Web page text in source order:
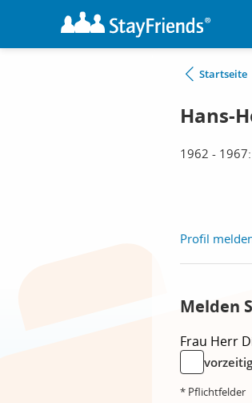
Startseite
Hans-
1962 - 1967:
Profil
Melden
Frau Herr
* Pflichtfelder